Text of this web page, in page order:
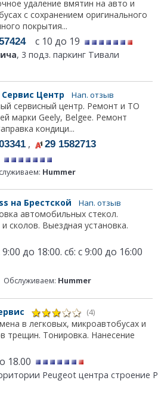
удаление вмятин на авто и
с сохранением оригинального
покрытия...
с 10 до 19
, 3 подз. паркинг Тивали
Центр Нап. отзыв
сервисный центр. Ремонт и ТО
марки Geely, Belgee. Ремонт
кондици...
, 29 1582713
Hummer
на Брестской Нап. отзыв
автомобильных стекол.
сколов. Выездная установка.
до 18:00. сб: с 9:00 до 16:00
Обслуживаем: Hummer
(4)
в легковых, микроавтобусах и
трещин. Тонировка. Нанесение
18.00
Peugeot центра строение Р